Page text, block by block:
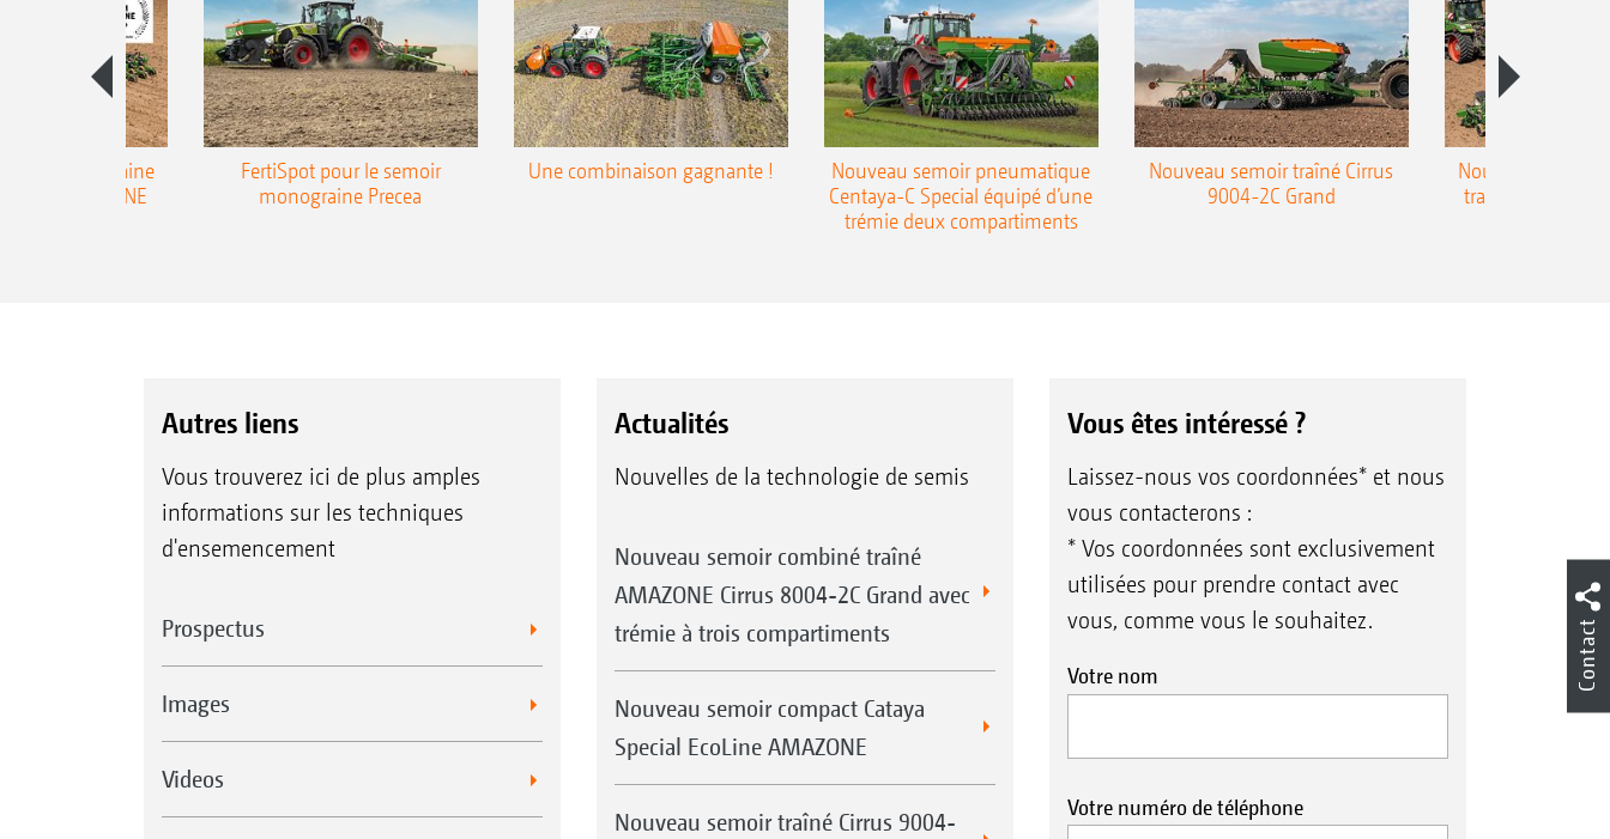
monograine
TCC AMAZONE
FertiSpot pour le semoir
monograine Precea
Une combinaison gagnante !
Nouveau semoir pneumatique
Centaya-C Special équipé d’une
trémie deux compartiments
Nouveau semoir traîné Cirrus
9004-2C Grand
Nouveau semoir
traîné Precea-
Autres liens
Vous trouverez ici de plus amples
informations sur les techniques
d'ensemencement
Prospectus
Images
Videos
Actualités
Nouvelles de la technologie de semis
Nouveau semoir combiné traîné
AMAZONE Cirrus 8004-2C Grand avec
trémie à trois compartiments
Nouveau semoir compact Cataya
Special EcoLine AMAZONE
Nouveau semoir traîné Cirrus 9004-
Vous êtes intéressé ?
Laissez-nous vos coordonnées* et nous
vous contacterons :
* Vos coordonnées sont exclusivement
utilisées pour prendre contact avec
vous, comme vous le souhaitez.
Votre nom
Votre numéro de téléphone
Contact